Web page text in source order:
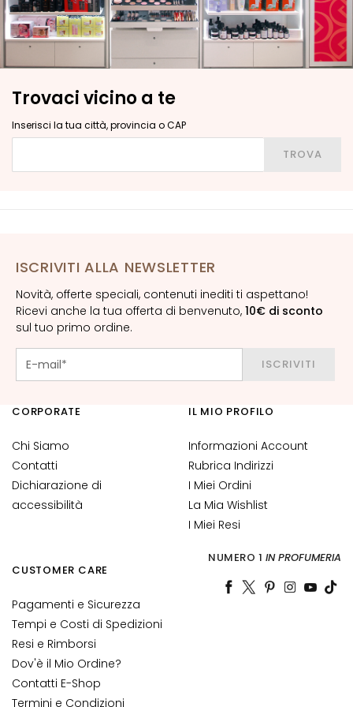
G
E
N
Z
o
c
c
h
e
n
t
-
t
à
I
t
z
i
o
n
e
Trovaci vicino a te
Inserisci la tua città, provincia o CAP
TROVA
ISCRIVITI ALLA NEWSLETTER
Novità, offerte speciali, contenuti inediti ti aspettano!
Ricevi anche la tua offerta di benvenuto, 10€ di sconto
sul tuo primo ordine.
ISCRIVITI
CORPORATE
Chi Siamo
Contatti
Dichiarazione di
accessibilità
CUSTOMER CARE
Pagamenti e Sicurezza
Tempi e Costi di Spedizioni
Resi e Rimborsi
Dov'è il Mio Ordine?
Contatti E-Shop
Termini e Condizioni
IL MIO PROFILO
Informazioni Account
Rubrica Indirizzi
I Miei Ordini
La Mia Wishlist
I Miei Resi
NUMERO 1 IN PROFUMERIA